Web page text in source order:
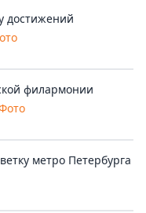
достижений
филармонии
метро Петербурга